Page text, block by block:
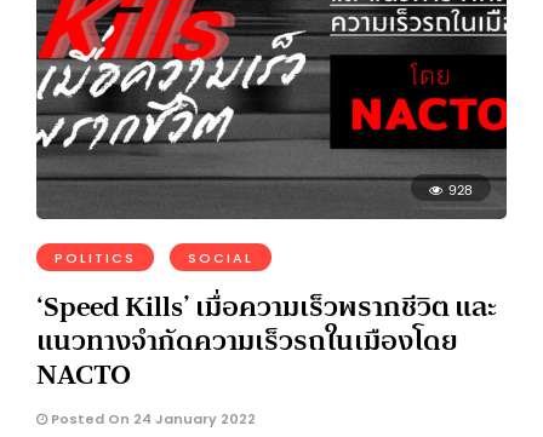
928
POLITICS SOCIAL
‘Speed Kills’ เมื่อความเร็วพรากชีวิต และ
แนวทางจำกัดความเร็วรถในเมืองโดย
NACTO
Posted On 24 January 2022